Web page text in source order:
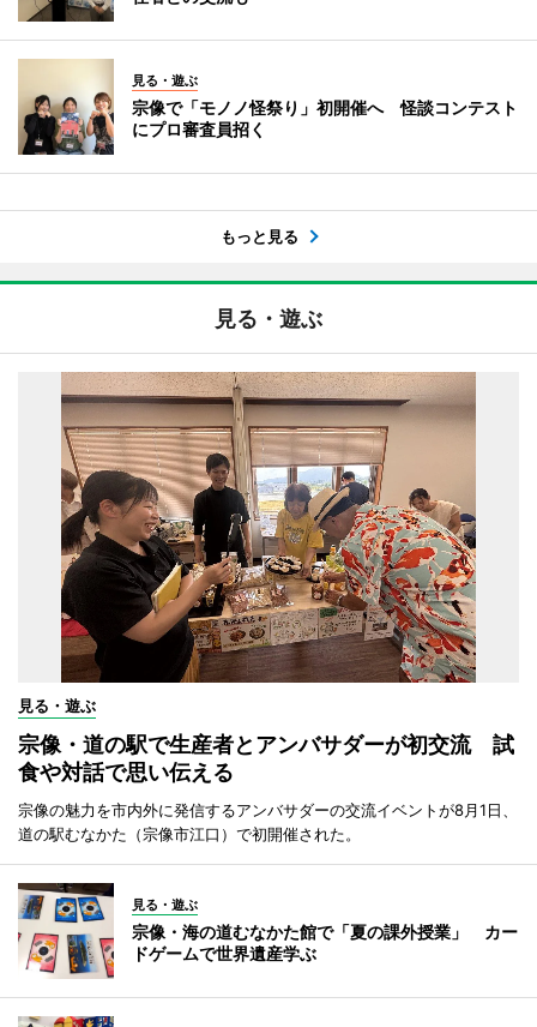
見る・遊ぶ
宗像で「モノノ怪祭り」初開催へ 怪談コンテスト
にプロ審査員招く
もっと見る
見る・遊ぶ
見る・遊ぶ
宗像・道の駅で生産者とアンバサダーが初交流 試
食や対話で思い伝える
宗像の魅力を市内外に発信するアンバサダーの交流イベントが8月1日、
道の駅むなかた（宗像市江口）で初開催された。
見る・遊ぶ
宗像・海の道むなかた館で「夏の課外授業」 カー
ドゲームで世界遺産学ぶ